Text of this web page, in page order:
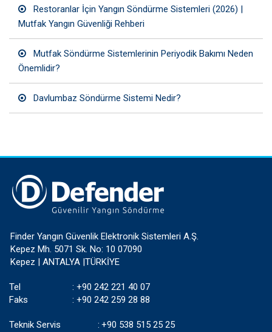
Restoranlar İçin Yangın Söndürme Sistemleri (2026) |
Mutfak Yangın Güvenliği Rehberi
Mutfak Söndürme Sistemlerinin Periyodik Bakımı Neden
Önemlidir?
Davlumbaz Söndürme Sistemi Nedir?
Finder Yangın Güvenlik Elektronik Sistemleri A.Ş.
Kepez Mh. 5071 Sk. No: 10 07090
Kepez | ANTALYA |TÜRKİYE
Tel : +90 242 221 40 07
Faks
: +90 242 259 28 88
Teknik Servis : +90 538 515 25 25